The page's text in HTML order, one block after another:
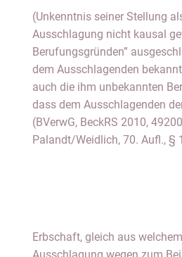
Palandt/Weidlich, 70. Aufl., §